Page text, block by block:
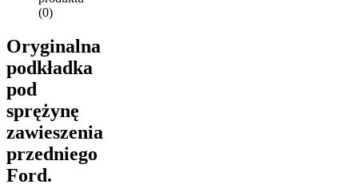
(0)
Oryginalna
podkładka
pod
sprężynę
zawieszenia
przedniego
Ford.